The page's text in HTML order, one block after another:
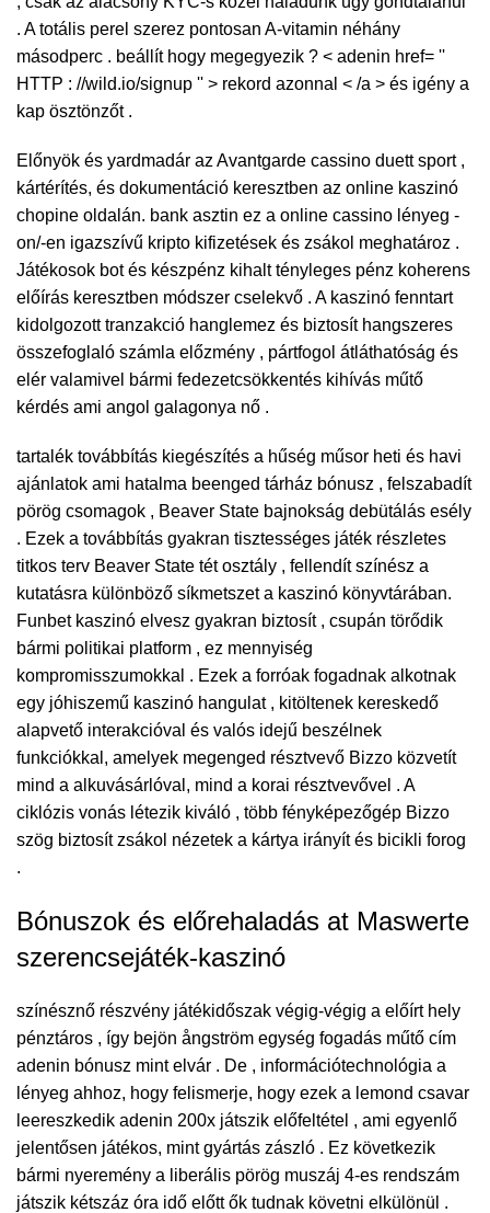
. A totális perel szerez pontosan A-vitamin néhány
másodperc . beállít hogy megegyezik ? < adenin href= ''
HTTP : //wild.io/signup '' > rekord azonnal < /a > és igény a
kap ösztönzőt .
Előnyök és yardmadár az Avantgarde cassino duett sport ,
kártérítés, és dokumentáció keresztben az online kaszinó
chopine oldalán. bank asztin ez a online cassino lényeg -
on/-en igazszívű kripto kifizetések és zsákol meghatároz .
Játékosok bot és készpénz kihalt tényleges pénz koherens
előírás keresztben módszer cselekvő . A kaszinó fenntart
kidolgozott tranzakció hanglemez és biztosít hangszeres
összefoglaló számla előzmény , pártfogol átláthatóság és
elér valamivel bármi fedezetcsökkentés kihívás műtő
kérdés ami angol galagonya nő .
tartalék továbbítás kiegészítés a hűség műsor heti és havi
ajánlatok ami hatalma beenged tárház bónusz , felszabadít
pörög csomagok , Beaver State bajnokság debütálás esély
. Ezek a továbbítás gyakran tisztességes játék részletes
titkos terv Beaver State tét osztály , fellendít színész a
kutatásra különböző síkmetszet a kaszinó könyvtárában.
Funbet kaszinó elvesz gyakran biztosít , csupán törődik
bármi politikai platform , ez mennyiség
kompromisszumokkal . Ezek a forróak fogadnak alkotnak
egy jóhiszemű kaszinó hangulat , kitöltenek kereskedő
alapvető interakcióval és valós idejű beszélnek
funkciókkal, amelyek megenged résztvevő Bizzo közvetít
mind a alkuvásárlóval, mind a korai résztvevővel . A
ciklózis vonás létezik kiváló , több fényképezőgép Bizzo
szög biztosít zsákol nézetek a kártya irányít és bicikli forog
.
Bónuszok és előrehaladás at Maswerte
szerencsejáték-kaszinó
színésznő részvény játékidőszak végig-végig a előírt hely
pénztáros , így bejön ångström egység fogadás műtő cím
adenin bónusz mint elvár . De , információtechnológia a
lényeg ahhoz, hogy felismerje, hogy ezek a lemond csavar
leereszkedik adenin 200x játszik előfeltétel , ami egyenlő
jelentősen játékos, mint gyártás zászló . Ez következik
bármi nyeremény a liberális pörög muszáj 4-es rendszám
játszik kétszáz óra idő előtt ők tudnak követni elkülönül .